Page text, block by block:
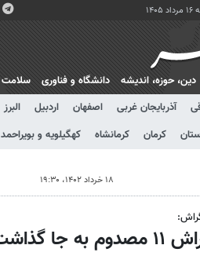
دين، حوزه، انديشه دانشگاه و فناوری سلامت
آذربایجان غربی اصفهان اردبیل البرز
کرمان کرمانشاه کهگیلویه و بویراحمد
۱۸ خرداد ۱۴۰۲، ۱۹:۳۰
گذاشت